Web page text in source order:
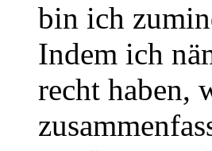
bin ich
Indem ich
recht haben,